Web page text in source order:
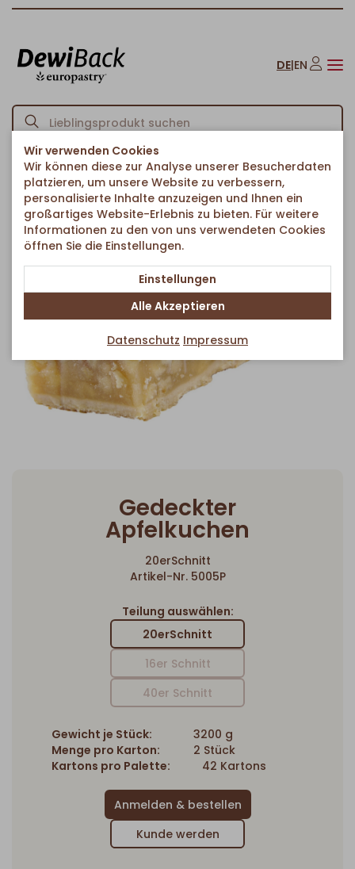
DE|EN
Startseite Kuchen & Süßes Blechkuchen Gedeckter Apfelkuchen
Zurück zur Artikelübersicht
Gedeckter
Apfelkuchen
20erSchnitt
Artikel-Nr. 5005P
Teilung auswählen:
20erSchnitt
16er Schnitt
40er Schnitt
Gewicht je Stück:
3200 g
Menge pro Karton:
2 Stück
Kartons pro Palette:
42 Kartons
Kunde werden
Wir verwenden Cookies
Wir können diese zur Analyse unserer Besucherdaten
platzieren, um unsere Website zu verbessern,
personalisierte Inhalte anzuzeigen und Ihnen ein
großartiges Website-Erlebnis zu bieten. Für weitere
Informationen zu den von uns verwendeten Cookies
öffnen Sie die Einstellungen.
Einstellungen
Alle Akzeptieren
Datenschutz Impressum